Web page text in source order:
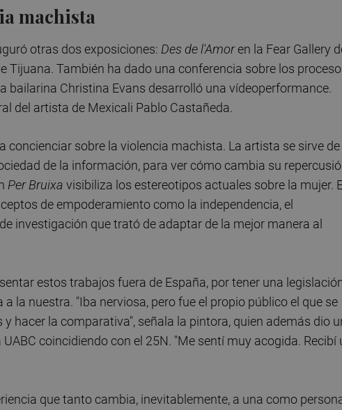
machista
otras dos exposiciones: Des de l'Amoren la Fear Gallery
Tijuana. También ha dado una conferencia sobre los
bailarina Christina Evans desarrolló una vídeoperformance.
del artista de Mexicali Pablo Castañeda.
concienciar sobre la violencia machista. La artista se sirve de
de la información, para ver cómo cambia su
Per Bruixa visibiliza los estereotipos actuales sobre la mujer.
de empoderamiento como la independencia, el
investigación que trató de adaptar de la mejor manera al
estos trabajos fuera de España, por tener una
la nuestra. "Iba nerviosa, pero fue el propio público el que se
hacer la comparativa", señala la pintora, quien además dio
coincidiendo con el 25N. "Me sentí muy acogida. Recibí
que tanto cambia, inevitablemente, a una como